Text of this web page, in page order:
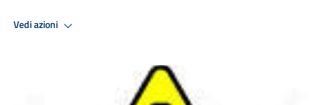
Vedi azioni